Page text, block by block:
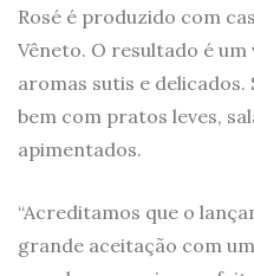
Rosé é produzido com
Vêneto. O resultado é
aromas sutis e
bem com pratos leves,
apimentados.
“Acreditamos que o
grande aceitação com